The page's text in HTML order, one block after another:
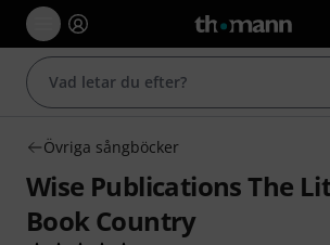
Övriga sångböcker
Wise Publications The
Book Country